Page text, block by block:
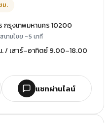
ม.
กรุงเทพมหานคร 10200
นามไชย ~5 นาที
เสาร์–อาทิตย์ 9.00–18.00
แชทผ่านไลน์